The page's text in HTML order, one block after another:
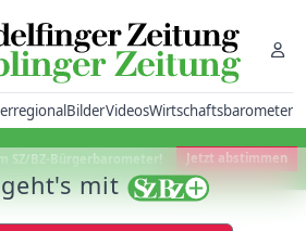
BilderVideosWirtschaftsbarometer
SZ/BZ-Bürgerbarometer! Jetzt abstimmen
mit